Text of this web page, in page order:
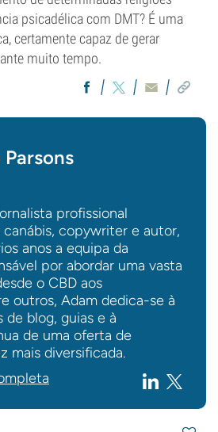
psicadélica com DMT? É uma
certamente capaz de gerar
muito tempo.
profissional
copywriter e autor,
anos a equipa da
por abordar uma vasta
o CBD aos
outros, Adam dedica-se à
blog, guias e à
de uma oferta de
mais diversificada.